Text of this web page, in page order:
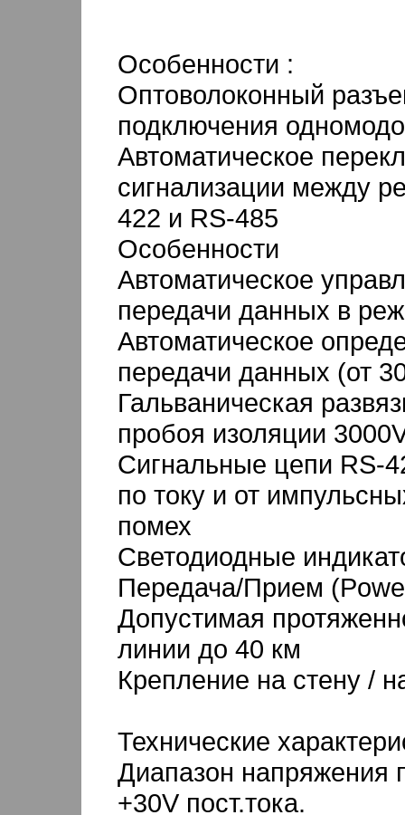
Особенности :
Оптоволоконный
подключения
Автоматическое
сигнализации между
422 и RS-485
Особенности
Автоматическое
передачи данных в
Автоматическое
передачи данных (от
Гальваническая
пробоя изоляции
Сигнальные цепи RS-
по току и от
помех
Светодиодные
Передача/Прием
Допустимая
линии до 40 км
Крепление на стену /
Технические
Диапазон напряжения
+30V пост.тока.